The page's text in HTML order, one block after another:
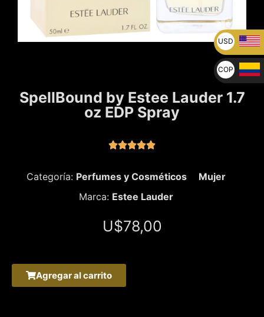
SpellBound by Estee Lauder 1.7
oz EDP Spray

Categoría: Perfumes y Cosméticos
Mujer
Marca: Estee Lauder
U$78,00
Agregar al carrito
USD
U$
COP
$